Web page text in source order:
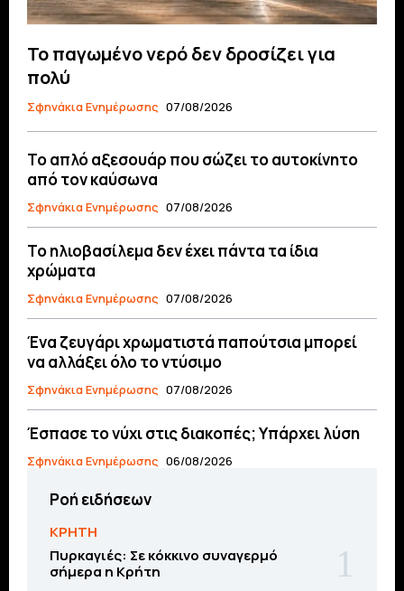
Το παγωμένο νερό δεν δροσίζει για
πολύ
Σφηνάκια Ενημέρωσης 07/08/2026
Το απλό αξεσουάρ που σώζει το αυτοκίνητο
από τον καύσωνα
Σφηνάκια Ενημέρωσης 07/08/2026
Το ηλιοβασίλεμα δεν έχει πάντα τα ίδια
χρώματα
Σφηνάκια Ενημέρωσης 07/08/2026
Ένα ζευγάρι χρωματιστά παπούτσια μπορεί
να αλλάξει όλο το ντύσιμο
Σφηνάκια Ενημέρωσης 07/08/2026
Έσπασε το νύχι στις διακοπές; Υπάρχει λύση
Σφηνάκια Ενημέρωσης 06/08/2026
Ροή ειδήσεων
ΚΡΗΤΗ
Πυρκαγιές: Σε κόκκινο συναγερμό
σήμερα η Κρήτη